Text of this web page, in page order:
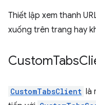
Thiết lập xem thanh
xuống trên trang hay
CustomTabs
CustomTabsClient là